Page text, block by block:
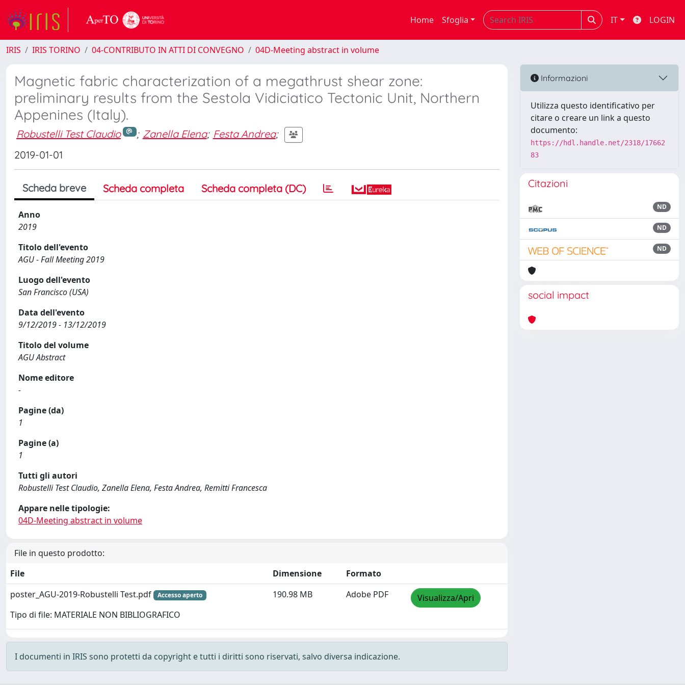
Home Sfoglia IT LOGIN
IRIS IRIS TORINO 04-CONTRIBUTO IN ATTI DI CONVEGNO 04D-Meeting abstract in volume
Magnetic fabric characterization of a megathrust shear zone:
preliminary results from the Sestola Vidiciatico Tectonic Unit, Northern
Appenines (Italy).
Robustelli Test Claudio ; Zanella Elena; Festa Andrea;
2019-01-01
Scheda breve Scheda completa Scheda completa (DC)
Anno
2019
Titolo dell'evento
AGU - Fall Meeting 2019
Luogo dell'evento
San Francisco (USA)
Data dell'evento
9/12/2019 - 13/12/2019
Titolo del volume
AGU Abstract
Nome editore
-
Pagine (da)
1
Pagine (a)
1
Tutti gli autori
Robustelli Test Claudio, Zanella Elena, Festa Andrea, Remitti Francesca
Appare nelle tipologie:
04D-Meeting abstract in volume
File in questo prodotto:
File
Dimensione
Formato
poster_AGU-2019-Robustelli Test.pdf
Accesso aperto
Tipo di file: MATERIALE NON BIBLIOGRAFICO
190.98 MB Adobe PDF Visualizza/Apri
I documenti in IRIS sono protetti da copyright e tutti i diritti sono riservati, salvo diversa indicazione.
Informazioni
Utilizza questo identificativo per
citare o creare un link a questo
documento:
https://hdl.handle.net/2318/17662
83
Citazioni
ND
ND
ND
social impact